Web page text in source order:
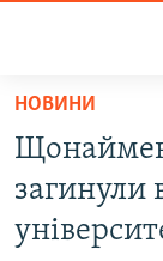
Перейти
основного
матеріалу
Перейти
до
ВОДА.КРИМ
ВІДЕО ТА ФОТО
НОВИНИ
загинули